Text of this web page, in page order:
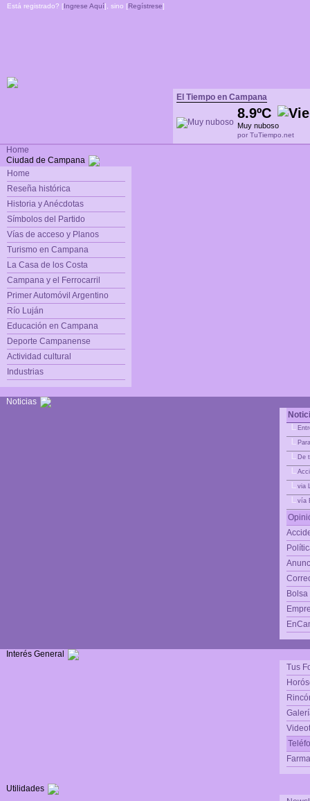
Está registrado? [Ingrese Aquí], sino [Regístrese]
El Tiempo en Campana
8.9ºC
Muy nuboso
por TuTiempo.net
Home
Ciudad de Campana
Home
Reseña histórica
Historia y Anécdotas
Símbolos del Partido
Vías de acceso y Planos
Turismo en Campana
La Casa de los Costa
Campana y el Ferrocarril
Primer Automóvil Argentino
Río Luján
Educación en Campana
Deporte Campanense
Actividad cultural
Industrias
Noticias
De
via
vía
Interés General
Tus
Utilidades